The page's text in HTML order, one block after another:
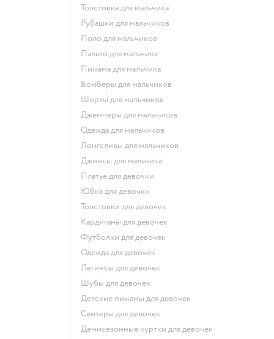
Толстовка для мальчика
Рубашки для мальчиков
Поло для мальчиков
Пальто для мальчика
Пижама для мальчика
Бомберы для мальчиков
Шорты для мальчиков
Джемперы для мальчиков
Одежда для мальчиков
Лонгсливы для мальчиков
Джинсы для мальчика
Платье для девочки
Юбка для девочки
Толстовки для девочек
Кардиганы для девочек
Футболки для девочек
Одежда для девочек
Легинсы для девочек
Шубы для девочек
Детские пижамы для девочек
Свитеры для девочек
Демисезонные куртки для девочек